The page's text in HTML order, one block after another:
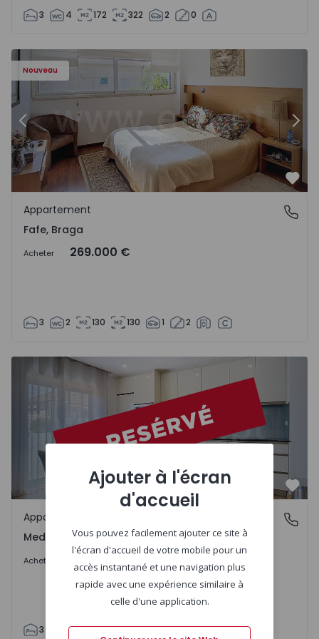
3 4 172 322 2 0
Nouveau
Appartement T3 Fafe - 1561300 - 1
Précédent
Fafe, Braga
Appartement
Fafe, Braga
Acheter 269.000 €
3 2 130 130 1 2
Appartement T3 Fafe, Fafe - 1563847 - 8
Medelo, Braga
Appartement
Medelo, Braga
Acheter 260.000 €
3 2 96 96 1 1
Ajouter à l'écran
d'accueil
Vous pouvez facilement ajouter ce site à
l'écran d'accueil de votre mobile pour un
accès instantané et une navigation plus
rapide avec une expérience similaire à
celle d'une application.